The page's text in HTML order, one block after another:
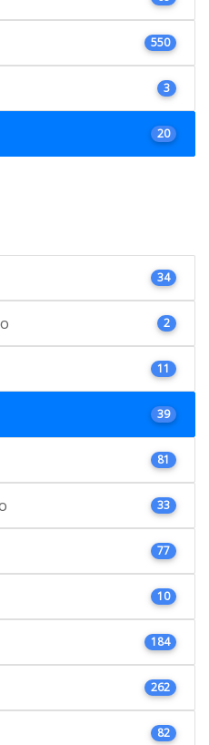
550
3
20
34
2
11
39
81
33
77
10
184
262
82